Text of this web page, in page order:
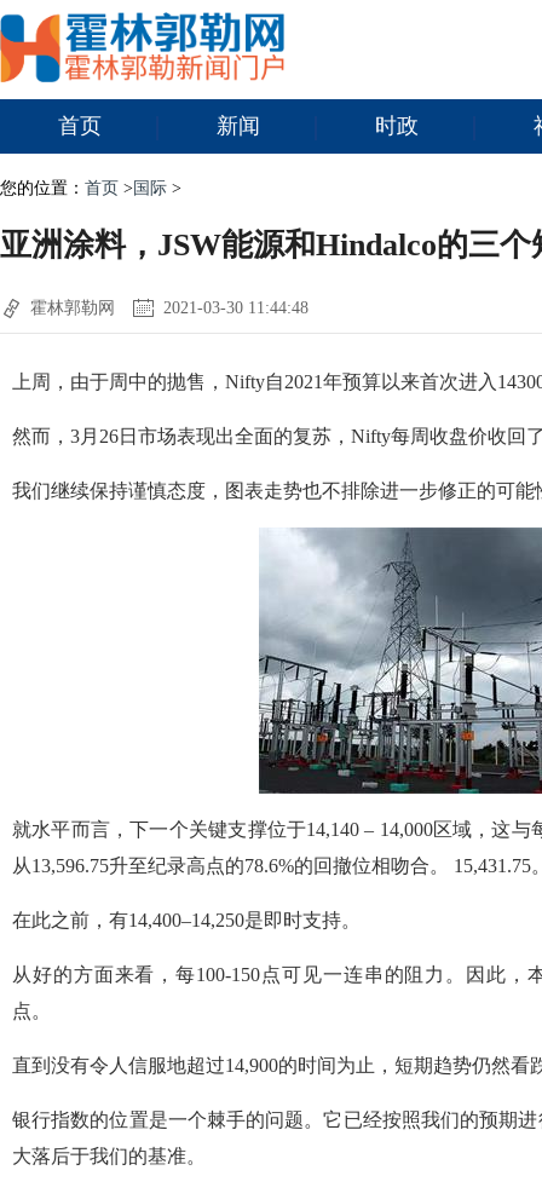
首页 新闻 时政
您的位置： 首页 > 国际 >
亚洲涂料，JSW能源和Hindalco的三
霍林郭勒网 2021-03-30 11:44:48
上周，由于周中的抛售，Nifty自2021年预算以来首次进入
然而，3月26日市场表现出全面的复苏，Nifty每周收盘价收回
我们继续保持谨慎态度，图表走势也不排除进一步修正的可能
就水平而言，下一个关键支撑位于14,140 – 14,000区域，这
从13,596.75升至纪录高点的78.6%的回撤位相吻合。 15,431.75
在此之前，有14,400–14,250是即时支持。
从好的方面来看，每100-150点可见一连串的阻力。因此，
点。
直到没有令人信服地超过14,900的时间为止，短期趋势仍然看
银行指数的位置是一个棘手的问题。它已经按照我们的预期
大落后于我们的基准。